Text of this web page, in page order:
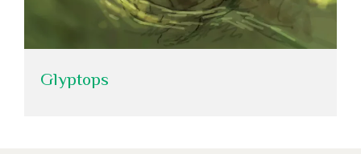
Glyptops